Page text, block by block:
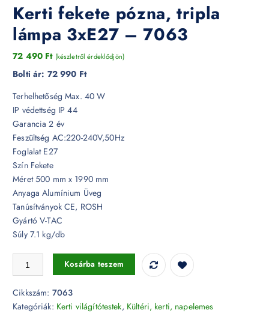
Kerti fekete pózna, tripla
lámpa 3xE27 – 7063
72 490 Ft (készletről érdeklődjön)
Bolti ár: 72 990 Ft
Terhelhetőség Max. 40 W
IP védettség IP 44
Garancia 2 év
Feszültség AC:220-240V,50Hz
Foglalat E27
Szín Fekete
Méret 500 mm x 1990 mm
Anyaga Alumínium Üveg
Tanúsítványok CE, ROSH
Gyártó V-TAC
Súly 7.1 kg/db
Kerti fekete pózna, tripla lámpa 3xE27 - 7063 mennyiség
Kosárba teszem
Cikkszám: 7063
Kategóriák: Kerti világítótestek, Kültéri, kerti, napelemes